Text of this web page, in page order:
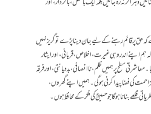
حق پر قائم رہنے کے لیے جان دینا پڑے تو گریز نہیں
اپنے اندر وہی غیرت، اخلاص، قربانی، اور ایثار
سطح پر ہمیں ظلم، ناانصافی، بددیانتی، اور فرقہ
کی فضا پیدا کرنی ہوگی۔ ہمیں اپنے گھروں،
قلعے بنانا ہوگا جو حسینؓ کی فکر کے محافظ ہوں۔